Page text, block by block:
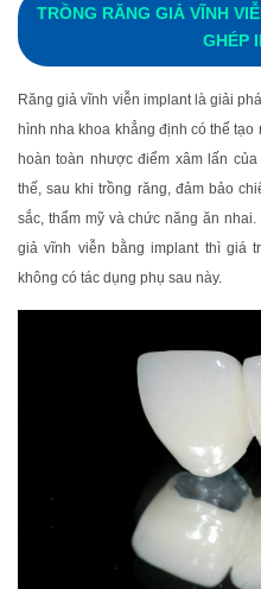
TRỒNG RĂNG GIẢ VĨNH
GHÉP
Răng giả vĩnh viễn implant là giải
hình nha khoa khẳng định có thể
hoàn toàn nhược điểm xâm lấn
thế, sau khi trồng răng, đảm bảo
sắc, thẩm mỹ và chức năng ăn
giả vĩnh viễn bằng implant thì giá
không có tác dụng phụ sau này.